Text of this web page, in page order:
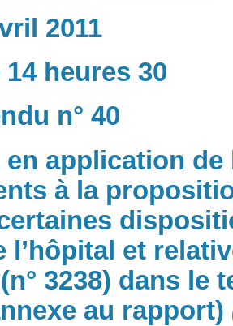
2011
heures 30
n° 40
en application
à la
l’hôpital et
3238) dans le
au rapport)